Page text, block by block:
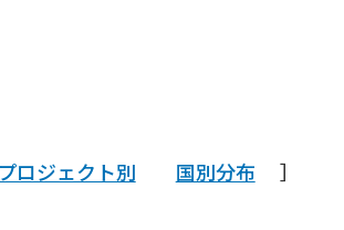
プロジェクト別 国別分布 ］